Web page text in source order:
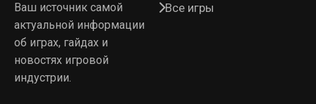
Ваш источник самой
актуальной информации
об играх, гайдах и
новостях игровой
индустрии.
Все игры